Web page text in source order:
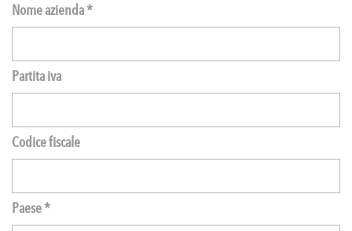
Nome azienda *
Partita iva
Codice fiscale
Paese *